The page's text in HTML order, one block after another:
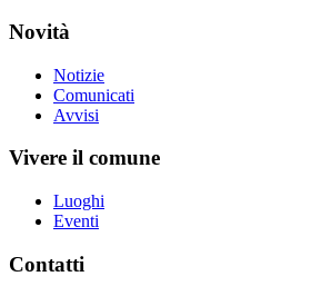
Novità
Notizie
Comunicati
Avvisi
Vivere il comune
Luoghi
Eventi
Contatti